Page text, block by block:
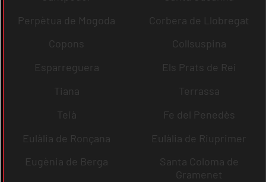
Perpètua de Mogoda
Corbera de Llobregat
Copons
Collsuspina
Esparreguera
Els Prats de Rei
Tiana
Terrassa
Teià
Fe del Penedès
Eulàlia de Ronçana
Eulàlia de Riuprimer
Eugènia de Berga
Santa Coloma de
Gramenet